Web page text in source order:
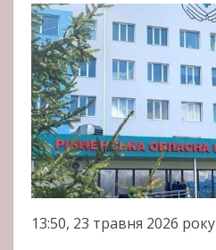
13:50, 23 травня 2026 року